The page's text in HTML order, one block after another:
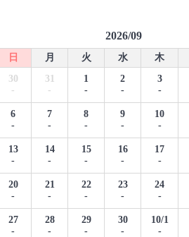
2026/09
日 月 火 水 木
30
-
31
-
1
-
2
-
3
-
6
-
7
-
8
-
9
-
10
-
13
-
14
-
15
-
16
-
17
-
20
-
21
-
22
-
23
-
24
-
27
-
28
-
29
-
30
-
10/1
-